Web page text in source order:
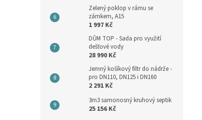
Zelený poklop v rámu se
zámkem, A15
1 997 Kč
DŮM TOP - Sada pro využití
dešťové vody
28 990 Kč
Jemný košíkový filtr do nádrže -
pro DN110, DN125 i DN160
2 291 Kč
3m3 samonosný kruhový septik
25 156 Kč